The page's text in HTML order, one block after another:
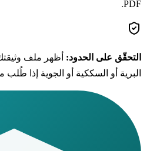
على الحدود :
أو السككية أو الجوية إذا طُلب منك.